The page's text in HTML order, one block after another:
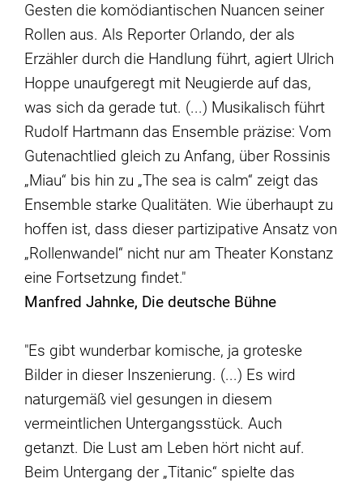
Gesten die komödiantischen Nuancen seiner
Rollen aus. Als Reporter Orlando, der als
Erzähler durch die Handlung führt, agiert Ulrich
Hoppe unaufgeregt mit Neugierde auf das,
was sich da gerade tut. (...) Musikalisch führt
Rudolf Hartmann das Ensemble präzise: Vom
Gutenachtlied gleich zu Anfang, über Rossinis
„Miau“ bis hin zu „The sea is calm“ zeigt das
Ensemble starke Qualitäten. Wie überhaupt zu
hoffen ist, dass dieser partizipative Ansatz von
„Rollenwandel“ nicht nur am Theater Konstanz
eine Fortsetzung findet."
Manfred Jahnke, Die deutsche Bühne
"Es gibt wunderbar komische, ja groteske
Bilder in dieser Inszenierung. (...) Es wird
naturgemäß viel gesungen in diesem
vermeintlichen Untergangsstück. Auch
getanzt. Die Lust am Leben hört nicht auf.
Beim Untergang der „Titanic“ spielte das